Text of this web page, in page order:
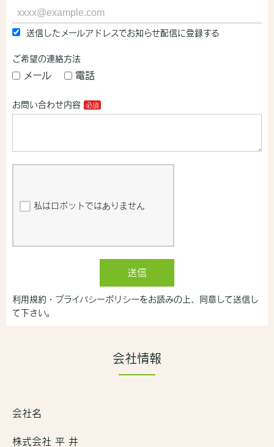
送信したメールアドレスでお知らせ配信に登録する
ご希望の連絡方法
メール 電話
お問い合わせ内容
私はロボットではありません
送信
利用規約・プライバシーポリシーをお読みの上、同意して送信し
て下さい。
会社情報
会社名
株式会社 平 井